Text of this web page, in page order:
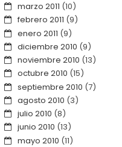
marzo 2011 (10)
febrero 2011 (9)
enero 2011 (9)
diciembre 2010 (9)
noviembre 2010 (13)
octubre 2010 (15)
septiembre 2010 (7)
agosto 2010 (3)
julio 2010 (8)
junio 2010 (13)
mayo 2010 (11)